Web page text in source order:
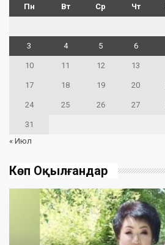
Пн Вт Ср Чт
3 4 5 6
10 11 12 13
17 18 19 20
24 25 26 27
31
« Июл
Көп Оқылғандар